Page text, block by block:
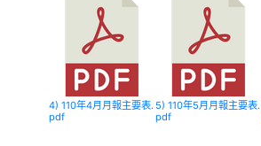
4) 110年4月月報主要表.
pdf
5) 110年5月月報主要表.
pdf